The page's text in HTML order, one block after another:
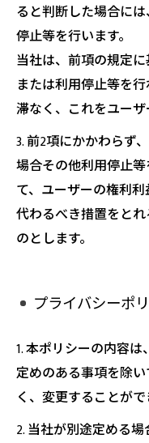
ると判断した場合に
停止等を行います。
当社は、前項の規定
または利用停止等を
滞なく、これをユーザ
3. 前2項にかかわらず
場合その他利用停止
て、ユーザーの権利
代わるべき措置をと
のとします。
プライバシーポ
1. 本ポリシーの内容
定めのある事項を除
く、変更することがで
2. 当社が別途定める